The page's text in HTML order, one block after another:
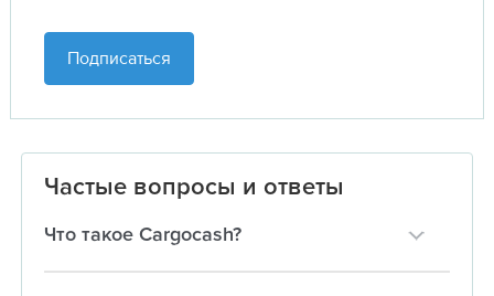
Подписаться
Частые вопросы и ответы
Что такое Cargocash?